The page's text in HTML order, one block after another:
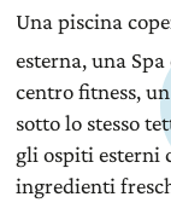
Una piscina
esterna, una
centro fitness,
sotto lo stesso
gli ospiti esterni
ingredienti